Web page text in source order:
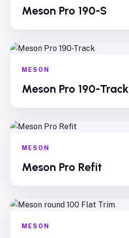
Meson Pro 190-S
MESON
Meson Pro 190-Track
MESON
Meson Pro Refit
MESON